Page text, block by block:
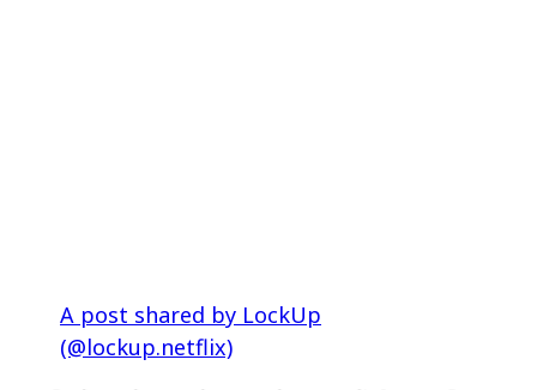
A post shared by LockUp
(@lockup.netflix)